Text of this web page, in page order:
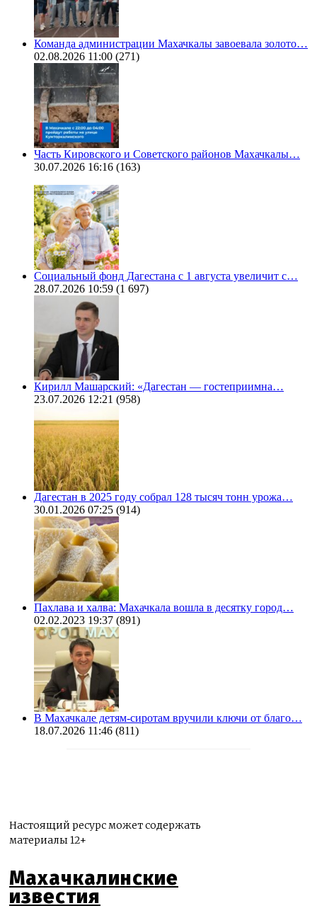
Команда администрации Махачкалы завоевала золото…
02.08.2026 11:00 (271)
Часть Кировского и Советского районов Махачкалы…
30.07.2026 16:16 (163)
Социальный фонд Дагестана с 1 августа увеличит с…
28.07.2026 10:59 (1 697)
Кирилл Машарский: «Дагестан — гостеприимна…
23.07.2026 12:21 (958)
Дагестан в 2025 году собрал 128 тысяч тонн урожа…
30.01.2026 07:25 (914)
Пахлава и халва: Махачкала вошла в десятку город…
02.02.2023 19:37 (891)
В Махачкале детям-сиротам вручили ключи от благо…
18.07.2026 11:46 (811)
Настоящий ресурс может содержать
материалы 12+
Махачкалинские
известия